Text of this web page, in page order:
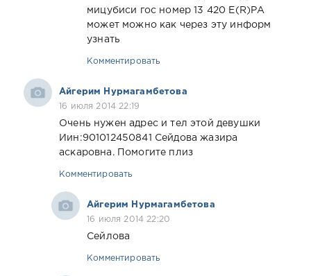
мицубиси гос номер 13 420 Е(R)РА
может можно как через эту информ
узнать
Комментировать
Айгерим Нурмагамбетова
16 июля 2014 22:19
Очень нужен адрес и тел этой девушки
Иин:901012450841 Сейдова жазира
аскаровна. Помогите плиз
Комментировать
Айгерим Нурмагамбетова
16 июля 2014 22:20
Сейлова
Комментировать